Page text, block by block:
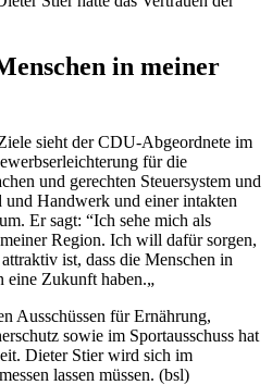
in meiner
sieht der CDU-Abgeordnete im
für die
und gerechten Steuersystem und
Handwerk und einer intakten
Er sagt: “Ich sehe mich als
Region. Ich will dafür sorgen,
ist, dass die Menschen in
eine Zukunft haben.„
Ausschüssen für Ernährung,
sowie im Sportausschuss hat
Dieter Stier wird sich im
lassen müssen. (bsl)